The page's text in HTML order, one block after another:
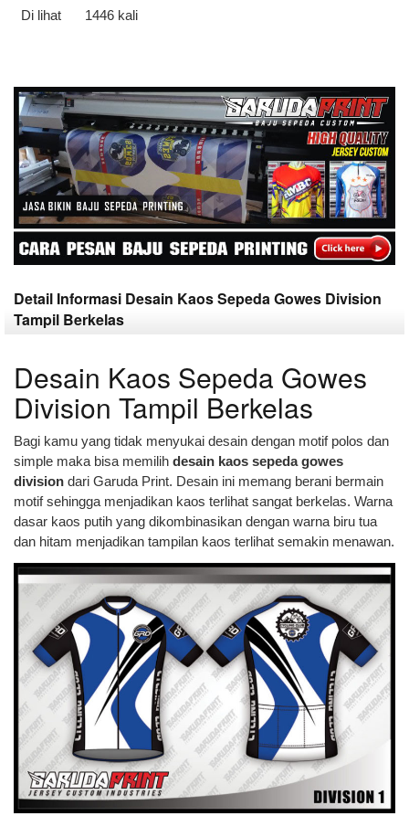
Di lihat 1446 kali
Detail Informasi Desain Kaos Sepeda Gowes Division
Tampil Berkelas
Desain Kaos Sepeda Gowes
Division Tampil Berkelas
Bagi kamu yang tidak menyukai desain dengan motif polos dan
simple maka bisa memilih desain kaos sepeda gowes
division dari Garuda Print. Desain ini memang berani bermain
motif sehingga menjadikan kaos terlihat sangat berkelas. Warna
dasar kaos putih yang dikombinasikan dengan warna biru tua
dan hitam menjadikan tampilan kaos terlihat semakin menawan.